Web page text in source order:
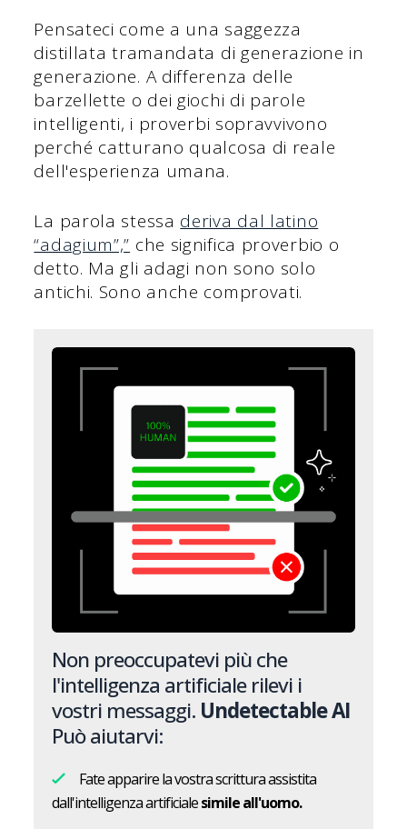
Pensateci come a una saggezza
distillata tramandata di generazione in
generazione. A differenza delle
barzellette o dei giochi di parole
intelligenti, i proverbi sopravvivono
perché catturano qualcosa di reale
dell'esperienza umana.
La parola stessa deriva dal latino
“adagium”,” che significa proverbio o
detto. Ma gli adagi non sono solo
antichi. Sono anche comprovati.
Non preoccupatevi più che
l'intelligenza artificiale rilevi i
vostri messaggi. Undetectable AI
Può aiutarvi:
Fate apparire la vostra scrittura assistita
dall'intelligenza artificialesimile all'uomo.